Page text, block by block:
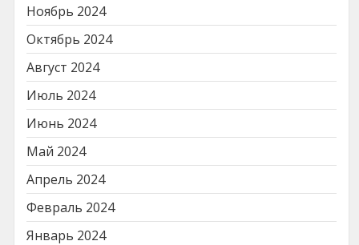
Ноябрь 2024
Октябрь 2024
Август 2024
Июль 2024
Июнь 2024
Май 2024
Апрель 2024
Февраль 2024
Январь 2024